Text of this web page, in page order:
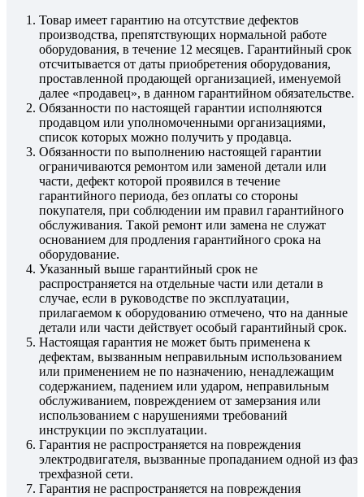
Товар имеет гарантию на отсутствие дефектов
производства, препятствующих нормальной работе
оборудования, в течение 12 месяцев. Гарантийный срок
отсчитывается от даты приобретения оборудования,
проставленной продающей организацией, именуемой
далее «продавец», в данном гарантийном обязательстве.
Обязанности по настоящей гарантии исполняются
продавцом или уполномоченными организациями,
список которых можно получить у продавца.
Обязанности по выполнению настоящей гарантии
ограничиваются ремонтом или заменой детали или
части, дефект которой проявился в течение
гарантийного периода, без оплаты со стороны
покупателя, при соблюдении им правил гарантийного
обслуживания. Такой ремонт или замена не служат
основанием для продления гарантийного срока на
оборудование.
Указанный выше гарантийный срок не
распространяется на отдельные части или детали в
случае, если в руководстве по эксплуатации,
прилагаемом к оборудованию отмечено, что на данные
детали или части действует особый гарантийный срок.
Настоящая гарантия не может быть применена к
дефектам, вызванным неправильным использованием
или применением не по назначению, ненадлежащим
содержанием, падением или ударом, неправильным
обслуживанием, повреждением от замерзания или
использованием с нарушениями требований
инструкции по эксплуатации.
Гарантия не распространяется на повреждения
электродвигателя, вызванные пропаданием одной из фаз
трехфазной сети.
Гарантия не распространяется на повреждения